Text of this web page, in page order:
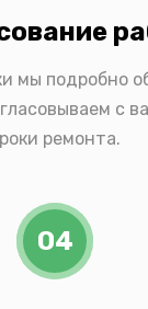
мы подробно
с
ремонта.
04